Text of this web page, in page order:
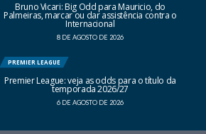
Bruno Vicari: Big Odd para Mauricio, do
Palmeiras, marcar ou dar assistência contra o
Internacional
8 DE AGOSTO DE 2026
PREMIER LEAGUE
Premier League: veja as odds para o título da
temporada 2026/27
6 DE AGOSTO DE 2026